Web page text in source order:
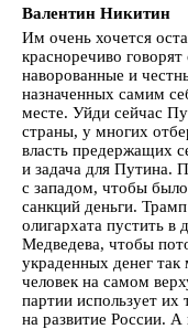
Валентин Никитин
Им очень хочется
красноречиво
наворованные и
назначенных самим
месте. Уйди сейчас
страны, у многих
власть предержащих
и задача для Путина.
с западом, чтобы
санкций деньги.
олигархата пустить
Медведева, чтобы
украденных денег
человек на самом
партии использует их
на развитие России. А